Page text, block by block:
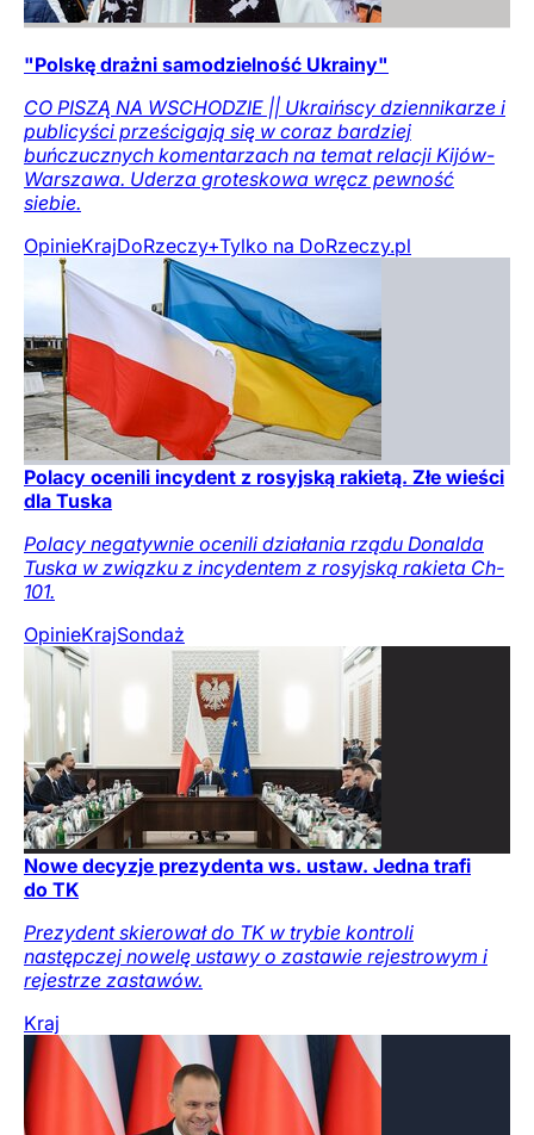
"Polskę drażni samodzielność Ukrainy"
CO PISZĄ NA WSCHODZIE || Ukraińscy dziennikarze i
publicyści prześcigają się w coraz bardziej
buńczucznych komentarzach na temat relacji Kijów-
Warszawa. Uderza groteskowa wręcz pewność
siebie.
OpinieKrajDoRzeczy+Tylko na DoRzeczy.pl
Polacy ocenili incydent z rosyjską rakietą. Złe wieści
dla Tuska
Polacy negatywnie ocenili działania rządu Donalda
Tuska w związku z incydentem z rosyjską rakieta Ch-
101.
OpinieKrajSondaż
Nowe decyzje prezydenta ws. ustaw. Jedna trafi
do TK
Prezydent skierował do TK w trybie kontroli
następczej nowelę ustawy o zastawie rejestrowym i
rejestrze zastawów.
Kraj